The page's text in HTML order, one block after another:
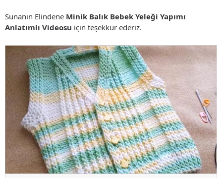
Sunanın Elindene Minik Balık Bebek Yeleği Yapımı
Anlatımlı Videosu için teşekkür ederiz.